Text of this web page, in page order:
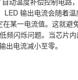
LED 输出电流会随着
某一电流值。这就避
低频闪烁问题。当芯片
电流减小至零。